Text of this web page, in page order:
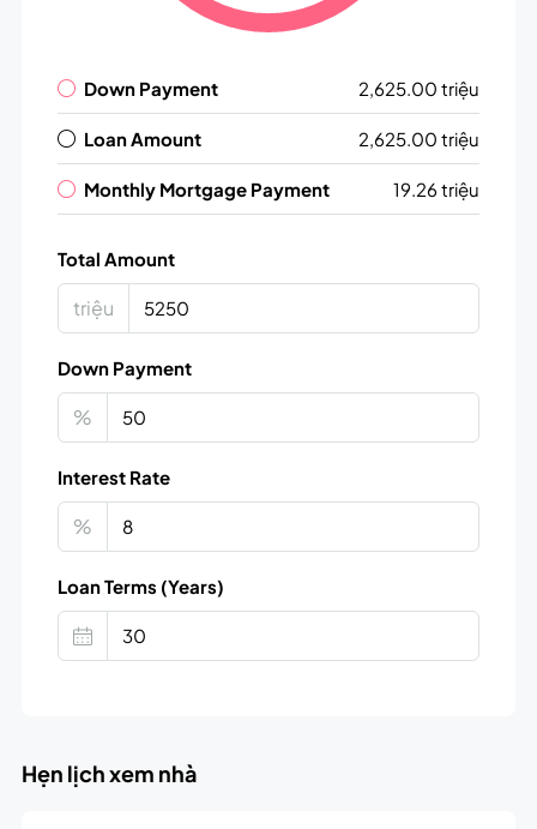
Down Payment 2,625.00 triệu
Loan Amount 2,625.00 triệu
Monthly Mortgage Payment 19.26 triệu
Total Amount
triệu
Down Payment
%
Interest Rate
%
Loan Terms (Years)
Hẹn lịch xem nhà